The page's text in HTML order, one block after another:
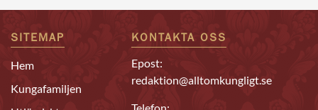
SITEMAP
Hem
Kungafamiljen
KONTAKTA OSS
Epost:
redaktion@alltomkungligt.se